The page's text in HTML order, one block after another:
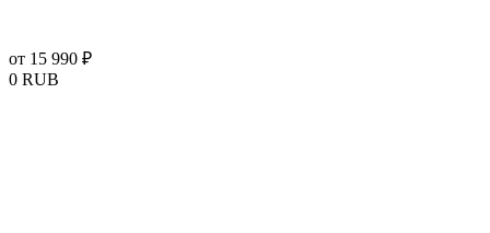
от 15 990 ₽
0 RUB